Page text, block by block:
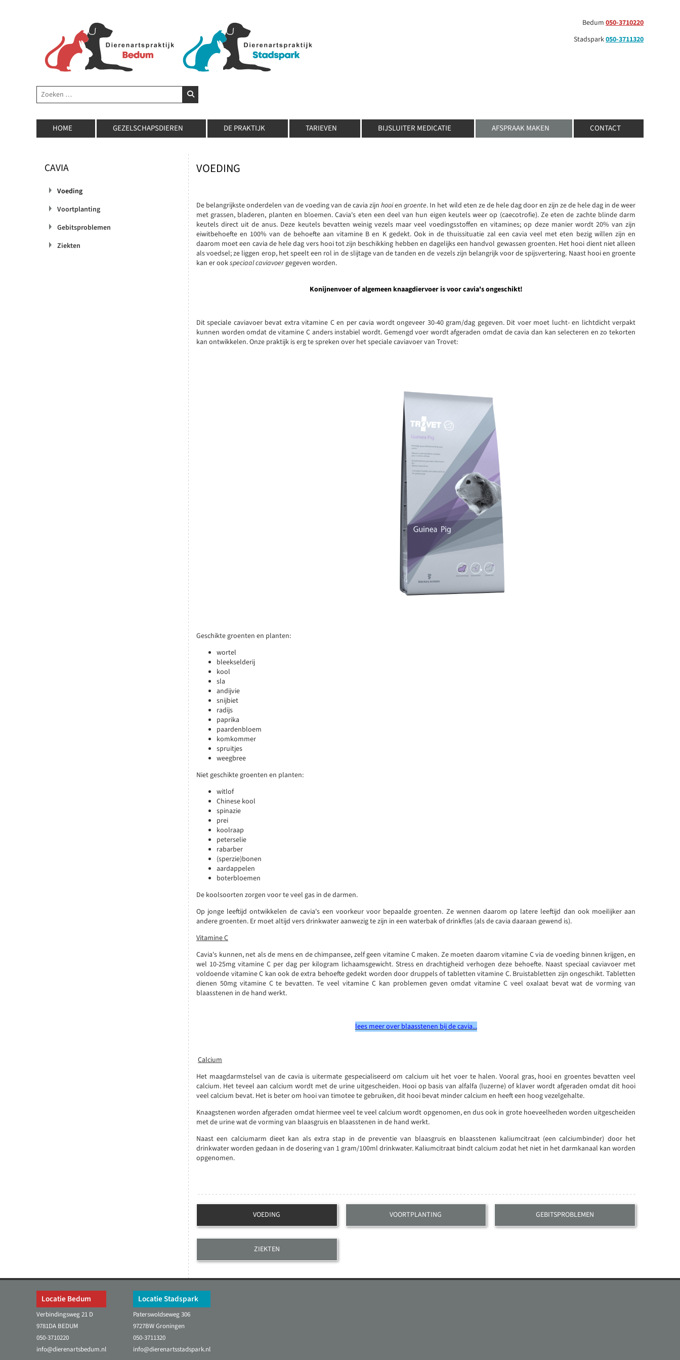
Bedum 050-3710220
Stadspark050-3711320
Zoeken ZOEKEN
HOME GEZELSCHAPSDIEREN DE PRAKTIJK TARIEVEN BIJSLUITER MEDICATIE AFSPRAAK MAKEN CONTACT
VOEDING
De belangrijkste onderdelen van de voeding van de cavia zijnhooiengroente. In het wild eten ze de hele dag door en zijn ze de hele dag in de weer
met grassen, bladeren, planten en bloemen. Cavia's eten een deel van hun eigen keutels weer op (caecotrofie). Ze eten de zachte blinde darm
keutels direct uit de anus. Deze keutels bevatten weinig vezels maar veel voedingsstoffen en vitamines; op deze manier wordt 20% van zijn
eiwitbehoefte en 100% van de behoefte aan vitamine B en K gedekt. Ook in de thuissituatie zal een cavia veel met eten bezig willen zijn en
daarom moet een cavia de hele dag vers hooi tot zijn beschikking hebben en dagelijks een handvol gewassen groenten. Het hooi dient niet alleen
als voedsel; ze liggen erop, het speelt een rol in de slijtage van de tanden en de vezels zijn belangrijk voor de spijsvertering. Naast hooi en groente
kan er ookspeciaal caviavoergegeven worden.
Konijnenvoer of algemeen knaagdiervoer is voor cavia's ongeschikt!
Dit speciale caviavoer bevat extra vitamine C en per cavia wordt ongeveer 30-40 gram/dag gegeven. Dit voer moet lucht- en lichtdicht verpakt
kunnen worden omdat de vitamine C anders instabiel wordt. Gemengd voer wordt afgeraden omdat de cavia dan kan selecteren en zo tekorten
kan ontwikkelen. Onze praktijk is erg te spreken over het speciale caviavoer van Trovet:
Geschikte groenten en planten:
wortel
bleekselderij
kool
sla
andijvie
snijbiet
radijs
paprika
paardenbloem
komkommer
spruitjes
weegbree
Niet geschikte groenten en planten:
witlof
Chinese kool
spinazie
prei
koolraap
peterselie
rabarber
(sperzie)bonen
aardappelen
boterbloemen
De koolsoorten zorgen voor te veel gas in de darmen.
Op jonge leeftijd ontwikkelen de cavia's een voorkeur voor bepaalde groenten. Ze wennen daarom op latere leeftijd dan ook moeilijker aan
andere groenten. Er moet altijd vers drinkwater aanwezig te zijn in een waterbak of drinkfles (als de cavia daaraan gewend is).
Vitamine C
Cavia's kunnen, net als de mens en de chimpansee, zelf geen vitamine C maken. Ze moeten daarom vitamine C via de voeding binnen krijgen, en
wel 10-25mg vitamine C per dag per kilogram lichaamsgewicht. Stress en drachtigheid verhogen deze behoefte. Naast speciaal caviavoer met
voldoende vitamine C kan ook de extra behoefte gedekt worden door druppels of tabletten vitamine C. Bruistabletten zijn ongeschikt. Tabletten
dienen 50mg vitamine C te bevatten. Te veel vitamine C kan problemen geven omdat vitamine C veel oxalaat bevat wat de vorming van
blaasstenen in de hand werkt.
lees meer over blaasstenen bij de cavia...
Calcium
Het maagdarmstelsel van de cavia is uitermate gespecialiseerd om calcium uit het voer te halen. Vooral gras, hooi en groentes bevatten veel
calcium. Het teveel aan calcium wordt met de urine uitgescheiden. Hooi op basis van alfalfa (luzerne) of klaver wordt afgeraden omdat dit hooi
veel calcium bevat. Het is beter om hooi van timotee te gebruiken, dit hooi bevat minder calcium en heeft een hoog vezelgehalte.
Knaagstenen worden afgeraden omdat hiermee veel te veel calcium wordt opgenomen, en dus ook in grote hoeveelheden worden uitgescheiden
met de urine wat de vorming van blaasgruis en blaasstenen in de hand werkt.
Naast een calciumarm dieet kan als extra stap in de preventie van blaasgruis en blaasstenen kaliumcitraat (een calciumbinder) door het
drinkwater worden gedaan in de dosering van 1 gram/100ml drinkwater. Kaliumcitraat bindt calcium zodat het niet in het darmkanaal kan worden
opgenomen.
VOEDING VOORTPLANTING GEBITSPROBLEMEN
ZIEKTEN
CAVIA
Voeding
Voortplanting
Gebitsproblemen
Ziekten
Locatie Bedum
Verbindingsweg 21 D
9781DA BEDUM
050-3710220
info@dierenartsbedum.nl
Locatie Stadspark
Paterswoldseweg 306
9727BW Groningen
050-3711320
info@dierenartsstadspark.nl